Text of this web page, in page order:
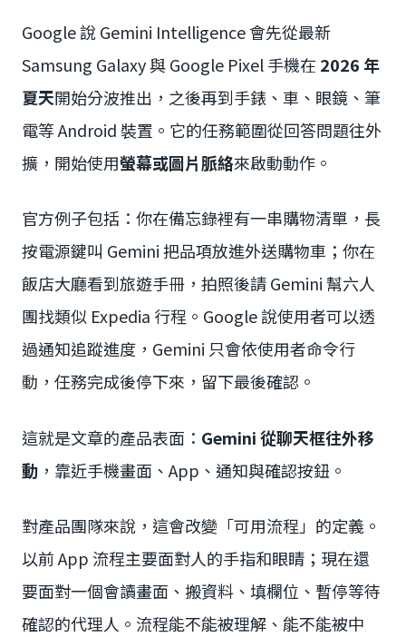
Google 說 Gemini Intelligence 會先從最新
Samsung Galaxy 與 Google Pixel 手機在 2026 年
夏天開始分波推出，之後再到手錶、車、眼鏡、筆
電等 Android 裝置。它的任務範圍從回答問題往外
擴，開始使用螢幕或圖片脈絡來啟動動作。
官方例子包括：你在備忘錄裡有一串購物清單，長
按電源鍵叫 Gemini 把品項放進外送購物車；你在
飯店大廳看到旅遊手冊，拍照後請 Gemini 幫六人
團找類似 Expedia 行程。Google 說使用者可以透
過通知追蹤進度，Gemini 只會依使用者命令行
動，任務完成後停下來，留下最後確認。
這就是文章的產品表面： Gemini 從聊天框往外移
動 ，靠近手機畫面、App、通知與確認按鈕。
對產品團隊來說，這會改變「可用流程」的定義。
以前 App 流程主要面對人的手指和眼睛；現在還
要面對一個會讀畫面、搬資料、填欄位、暫停等待
確認的代理人。流程能不能被理解、能不能被中